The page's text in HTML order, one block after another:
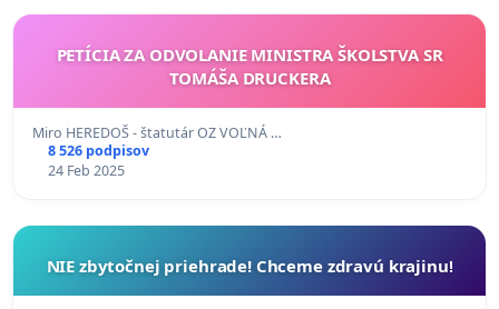
PETÍCIA ZA ODVOLANIE MINISTRA ŠKOLSTVA SR
TOMÁŠA DRUCKERA
Miro HEREDOŠ - štatutár OZ VOĽNÁ …
8 526 podpisov
24 Feb 2025
NIE zbytočnej priehrade! Chceme zdravú krajinu!